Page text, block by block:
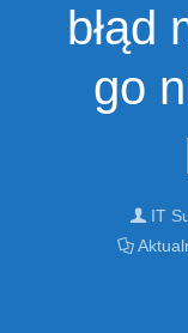
błąd
go
IT